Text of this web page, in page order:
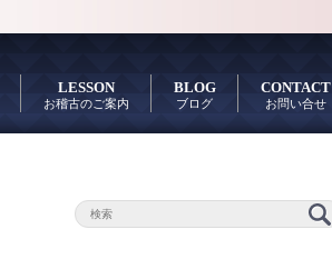
LESSON
お稽古のご案内
BLOG
ブログ
CONTACT
お問い合せ